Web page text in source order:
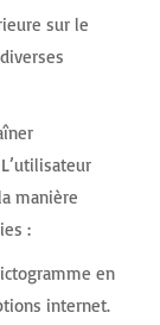
sur le
manière
:
en
internet.